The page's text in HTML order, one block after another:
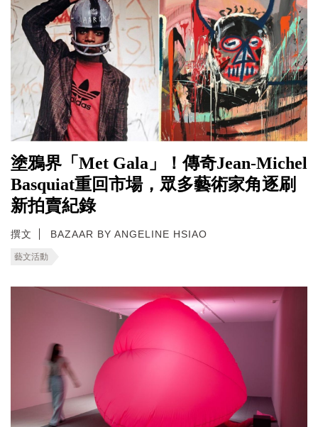
塗鴉界「Met Gala」！傳奇Jean-Michel
Basquiat重回市場，眾多藝術家角逐刷
新拍賣紀錄
撰文 BAZAAR BY ANGELINE HSIAO
藝文活動